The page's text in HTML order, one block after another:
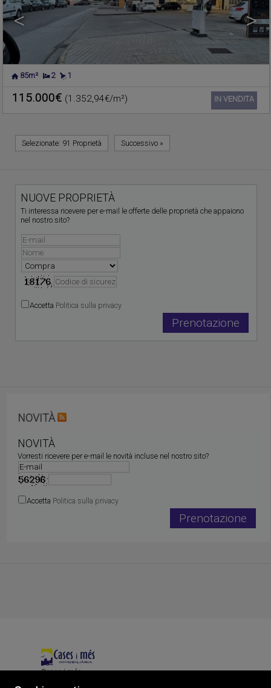
< >
Ref. 587916
85m² 2 1
115.000€ (1.352,94€/m²) IN VENDITA
Selezionate: 91 Proprietà Successivo »
NUOVE PROPRIETÀ
Ti interessa ricevere per e-mail le offerte delle proprietà che appaiono
nel nostro sito?
Accetta Politica sulla privacy
NOVITÀ
NOVITÀ
Vorresti ricevere per e-mail le novità incluse nel nostro sito?
Accetta Politica sulla privacy
Cases i més